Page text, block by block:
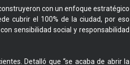
con un enfoque estratégico
cubrir el 100% de la ciudad, por eso
sensibilidad social y responsabilidad
Detalló que “se acaba de abrir la